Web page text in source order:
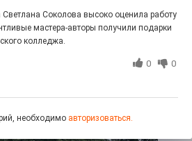
по городу
На этой неделе электростальцев
«Районы-кварталы».
Светлана Соколова высоко оценила работу
мастера-авторы получили подарки
колледжа.
0 0
необходимо авторизоваться.